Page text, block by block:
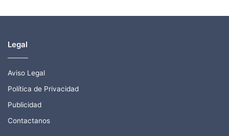
Legal
Aviso Legal
Política de Privacidad
Publicidad
Contactanos